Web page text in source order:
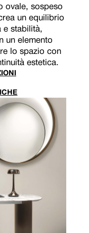
ovale, sospeso
un equilibrio
e stabilità,
un elemento
lo spazio con
estetica.